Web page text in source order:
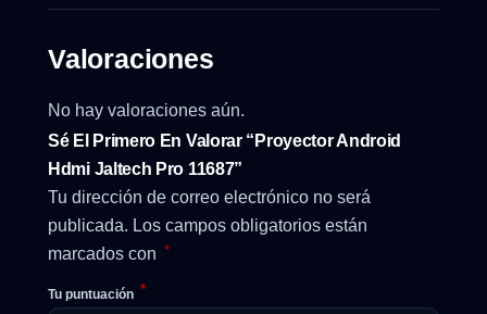
Valoraciones
No hay valoraciones aún.
Sé El Primero En Valorar “Proyector Android
Hdmi Jaltech Pro 11687”
Tu dirección de correo electrónico no será
publicada. Los campos obligatorios están
marcados con *
Tu puntuación *